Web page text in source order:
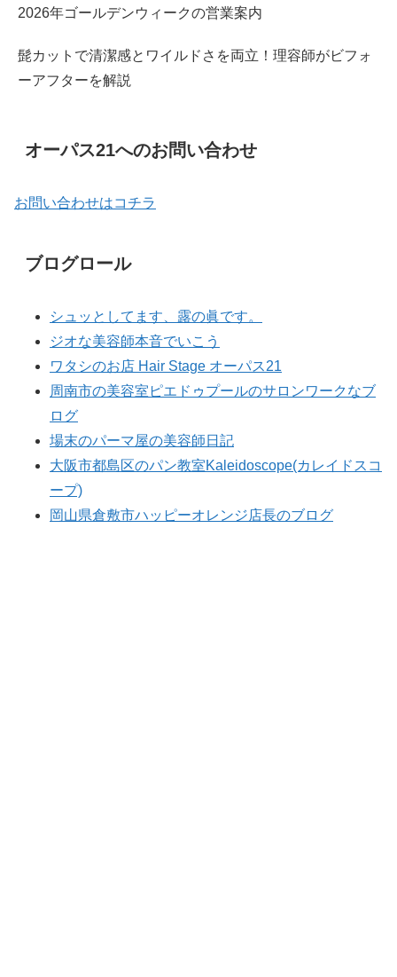
2026年ゴールデンウィークの営業案内
髭カットで清潔感とワイルドさを両立！理容師がビフォ
ーアフターを解説
オーパス21へのお問い合わせ
お問い合わせはコチラ
ブログロール
シュッとしてます、露の眞です。
ジオな美容師本音でいこう
ワタシのお店 Hair Stage オーパス21
周南市の美容室ピエドゥプールのサロンワークなブ
ログ
場末のパーマ屋の美容師日記
大阪市都島区のパン教室Kaleidoscope(カレイドスコ
ープ)
岡山県倉敷市ハッピーオレンジ店長のブログ